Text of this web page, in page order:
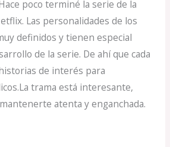
Hace poco terminé la serie de la
Las personalidades de los
definidos y tienen especial
de la serie. De ahí que cada
de interés para
trama está interesante,
atenta y enganchada.